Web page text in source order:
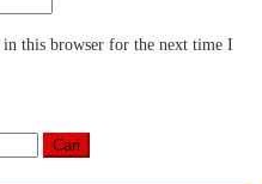
in this browser for the next time I